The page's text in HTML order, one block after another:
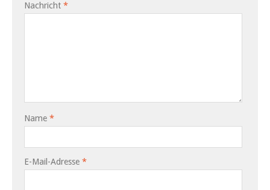
Nachricht *
Name *
E-Mail-Adresse *